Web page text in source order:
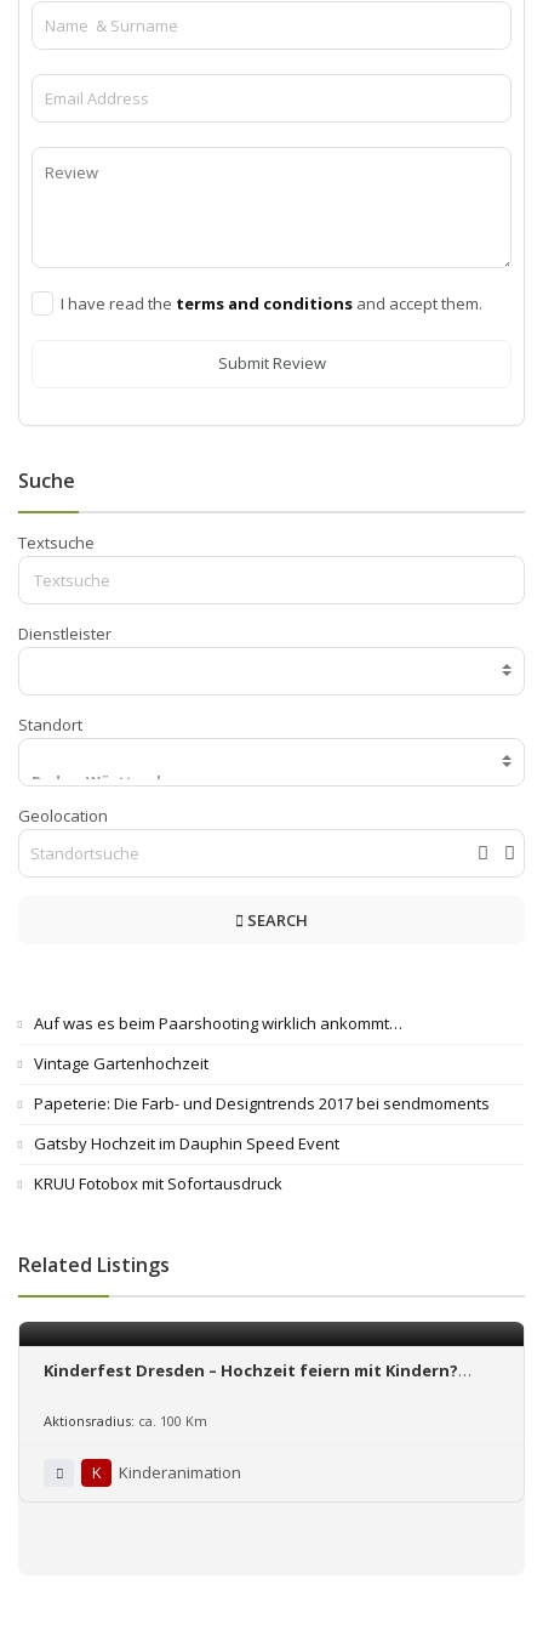
I have read the terms and conditions and accept them.
Submit Review
Suche
Textsuche
Dienstleister
Standort
Geolocation
SEARCH
Auf was es beim Paarshooting wirklich ankommt…
Vintage Gartenhochzeit
Papeterie: Die Farb- und Designtrends 2017 bei sendmoments
Gatsby Hochzeit im Dauphin Speed Event
KRUU Fotobox mit Sofortausdruck
Related Listings
Kinderfest Dresden – Hochzeit feiern mit Kindern?
Aktionsradius: ca. 100 Km
K Kinderanimation